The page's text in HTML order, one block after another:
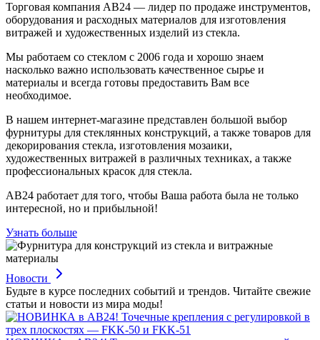
Торговая компания АВ24 — лидер по продаже инструментов,
оборудования и расходных материалов для изготовления
витражей и художественных изделий из стекла.
Мы работаем со стеклом с 2006 года и хорошо знаем
насколько важно использовать качественное сырье и
материалы и всегда готовы предоставить Вам все
необходимое.
В нашем интернет-магазине представлен большой выбор
фурнитуры для стеклянных конструкций, а также товаров для
декорирования стекла, изготовления мозаики,
художественных витражей в различных техниках, а также
профессиональных красок для стекла.
АВ24 работает для того, чтобы Ваша работа была не только
интересной, но и прибыльной!
Узнать больше
Новости
Будьте в курсе последних событий и трендов. Читайте свежие
статьи и новости из мира моды!